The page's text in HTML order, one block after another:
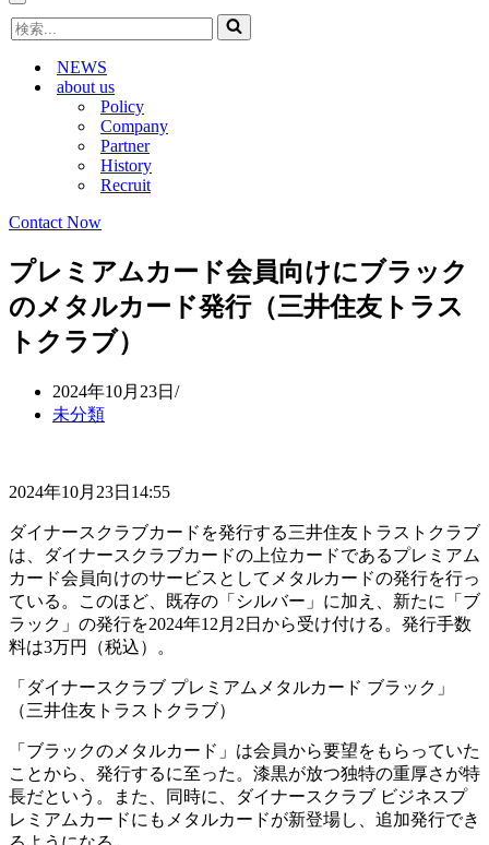
ゲ
シ
ョ
ナ
ビ
検
索...
NEWS
about us
Policy
Company
Partner
History
Recruit
Contact Now
プレミアムカード会員向けにブラック
のメタルカード発行（三井住友トラス
トクラブ）
2024年10月23日
未分類
2024年10月23日14:55
ダイナースクラブカードを発行する三井住友トラストクラブ
は、ダイナースクラブカードの上位カードであるプレミアム
カード会員向けのサービスとしてメタルカードの発行を行っ
ている。このほど、既存の「シルバー」に加え、新たに「ブ
ラック」の発行を2024年12月2日から受け付ける。発行手数
料は3万円（税込）。
「ダイナースクラブ プレミアムメタルカード ブラック」
（三井住友トラストクラブ）
「ブラックのメタルカード」は会員から要望をもらっていた
ことから、発行するに至った。漆黒が放つ独特の重厚さが特
長だという。また、同時に、ダイナースクラブ ビジネスプ
レミアムカードにもメタルカードが新登場し、追加発行でき